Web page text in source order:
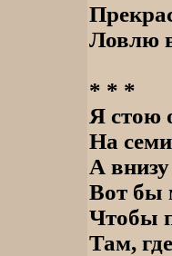
Ловлю
* * *
Я стою
На
А внизу
Вот бы
Чтобы
Там,